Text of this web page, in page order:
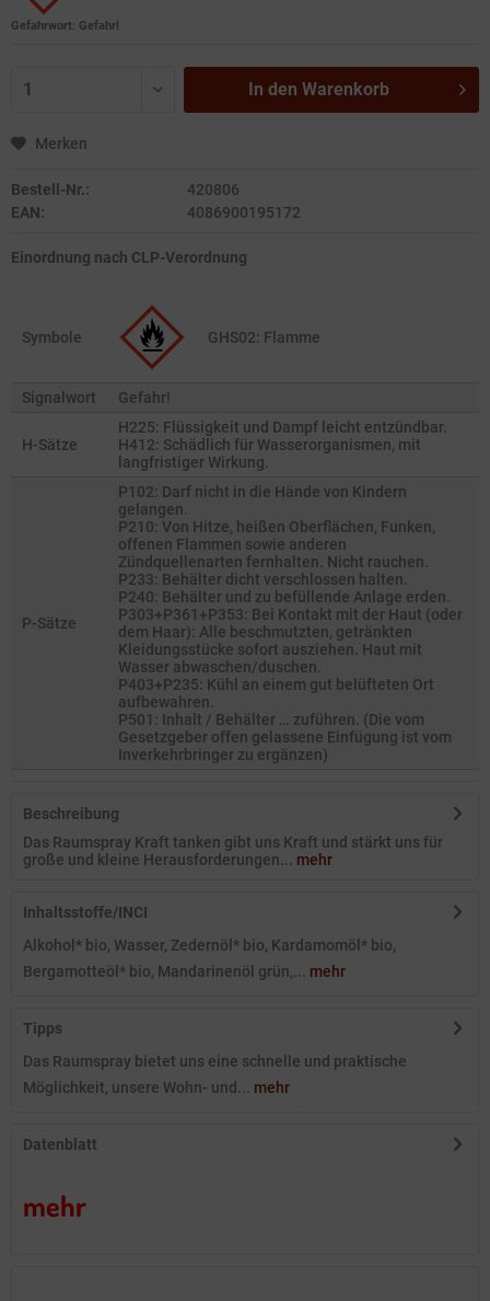
Gefahrwort: Gefahr!
In den Warenkorb
Merken
Bestell-Nr.:
420806
EAN:
4086900195172
Einordnung nach CLP-Verordnung
Symbole GHS02: Flamme
Signalwort Gefahr!
H-Sätze
H225: Flüssigkeit und Dampf leicht entzündbar.
H412: Schädlich für Wasserorganismen, mit
langfristiger Wirkung.
P-Sätze
P102: Darf nicht in die Hände von Kindern
gelangen.
P210: Von Hitze, heißen Oberflächen, Funken,
offenen Flammen sowie anderen
Zündquellenarten fernhalten. Nicht rauchen.
P233: Behälter dicht verschlossen halten.
P240: Behälter und zu befüllende Anlage erden.
P303+P361+P353: Bei Kontakt mit der Haut (oder
dem Haar): Alle beschmutzten, getränkten
Kleidungsstücke sofort ausziehen. Haut mit
Wasser abwaschen/duschen.
P403+P235: Kühl an einem gut belüfteten Ort
aufbewahren.
P501: Inhalt / Behälter … zuführen. (Die vom
Gesetzgeber offen gelassene Einfügung ist vom
Inverkehrbringer zu ergänzen)
Beschreibung
Das Raumspray Kraft tanken gibt uns Kraft und stärkt uns für
große und kleine Herausforderungen... mehr
Inhaltsstoffe/INCI
Alkohol* bio, Wasser, Zedernöl* bio, Kardamomöl* bio,
Bergamotteöl* bio, Mandarinenöl grün,... mehr
Tipps
Das Raumspray bietet uns eine schnelle und praktische
Möglichkeit, unsere Wohn- und... mehr
Datenblatt
mehr